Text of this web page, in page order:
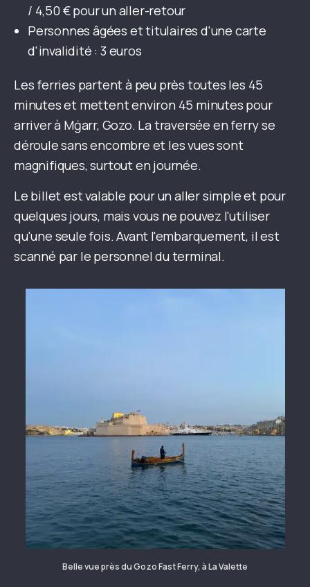
/ 4,50 € pour un aller-retour
Personnes âgées et titulaires d'une carte
d'invalidité : 3 euros
Les ferries partent à peu près toutes les 45
minutes et mettent environ 45 minutes pour
arriver à Mġarr, Gozo. La traversée en ferry se
déroule sans encombre et les vues sont
magnifiques, surtout en journée.
Le billet est valable pour un aller simple et pour
quelques jours, mais vous ne pouvez l'utiliser
qu'une seule fois. Avant l'embarquement, il est
scanné par le personnel du terminal.
Belle vue près du Gozo Fast Ferry, à La Valette